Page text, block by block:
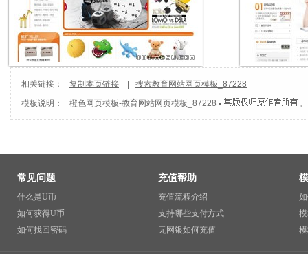
相关链接： 复制本页链接
搜索教育网站网页模板_87228
模板说明：
橙色网页模板-教育网站网页模板_87228 。
常见问题
什么是U币
如何获得U币
如何找回密码
充值帮助
充值流程介绍
支持哪些支付方式
无网银如何充值